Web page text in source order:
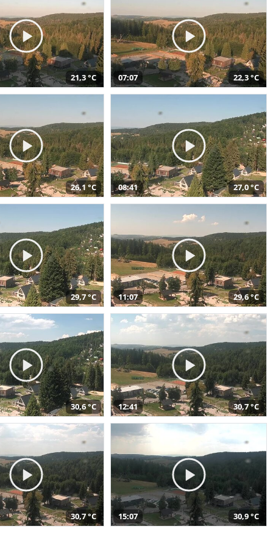
21,3 °C 07:07 22,3 °C
26,1 °C 08:41 27,0 °C
29,7 °C 11:07 29,6 °C
30,6 °C 12:41 30,7 °C
30,7 °C 15:07 30,9 °C